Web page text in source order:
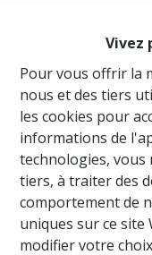
Vivez
Pour vous offrir la
nous et des tiers
les cookies pour
informations de
technologies, vous
tiers, à traiter des
comportement de
uniques sur ce site
modifier votre
exceptionnel : un
21% ! Les
moderne :
matériaux de haute
vitrage, espaces de
parkings, local vélo
panneaux
parkings privés, ...
balcon, cuisine
Remarque :